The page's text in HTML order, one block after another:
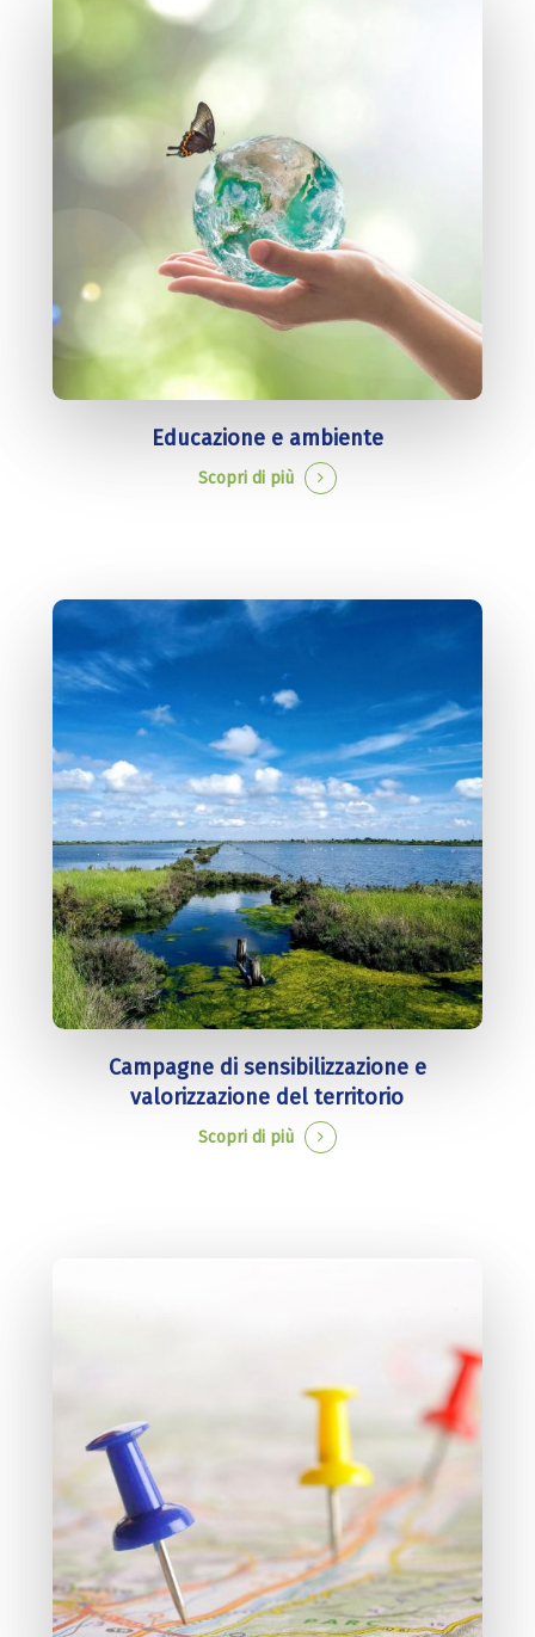
Educazione e ambiente
Scopri di più
Campagne di sensibilizzazione e
valorizzazione del territorio
Scopri di più